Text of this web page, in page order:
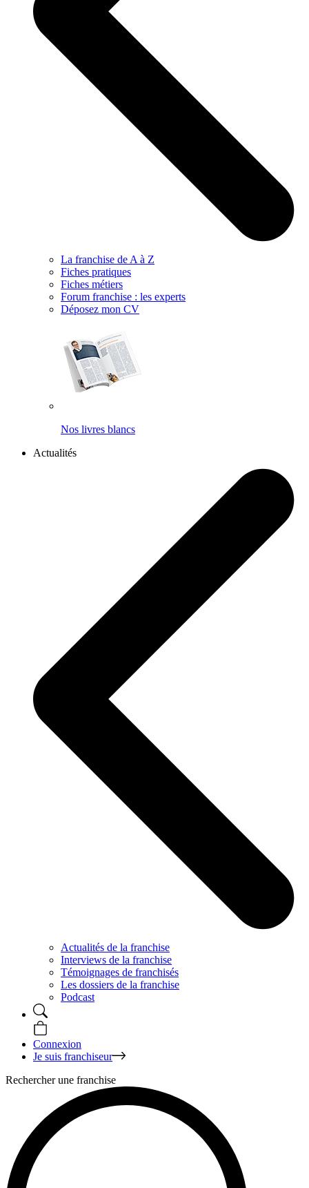
La franchise de A à Z
Fiches pratiques
Fiches métiers
Forum franchise : les experts
Déposez mon CV
Nos livres blancs
Actualités
Actualités de la franchise
Interviews de la franchise
Témoignages de franchisés
Les dossiers de la franchise
Podcast
Connexion
Je suis franchiseur
Rechercher une franchise